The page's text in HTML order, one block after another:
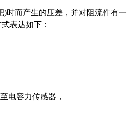
而产生的压差，并对阻流件有一
达如下：
传感器，